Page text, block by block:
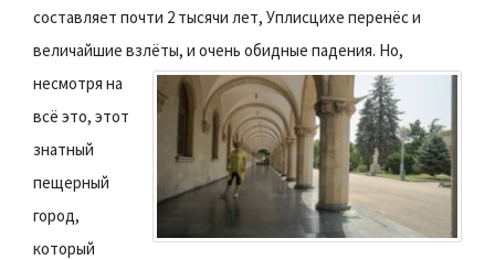
составляет почти 2 тысячи лет, Уплисцихе перенёс и
величайшие взлёты, и очень обидные падения. Но,
несмотря на
всё это, этот
знатный
пещерный
город,
который